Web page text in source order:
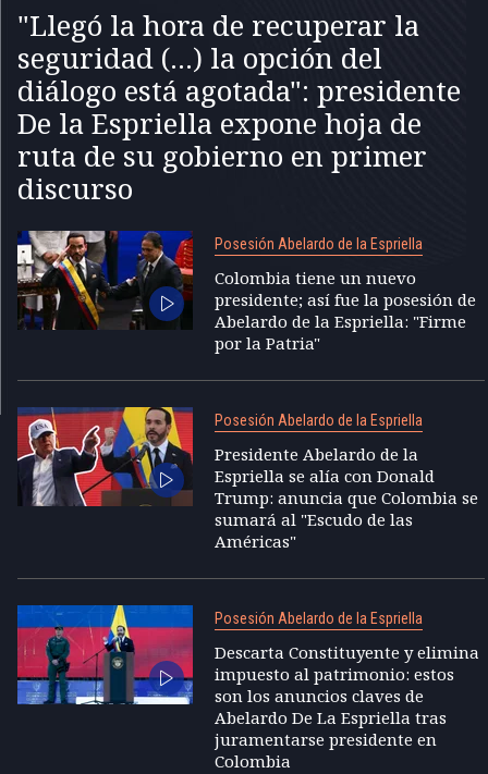
"Llegó la hora de recuperar la
seguridad (...) la opción del
diálogo está agotada": presidente
De la Espriella expone hoja de
ruta de su gobierno en primer
discurso
Posesión Abelardo de la Espriella
Colombia tiene un nuevo
presidente; así fue la posesión de
Abelardo de la Espriella: "Firme
por la Patria"
Posesión Abelardo de la Espriella
Presidente Abelardo de la
Espriella se alía con Donald
Trump: anuncia que Colombia se
sumará al "Escudo de las
Américas"
Posesión Abelardo de la Espriella
Descarta Constituyente y elimina
impuesto al patrimonio: estos
son los anuncios claves de
Abelardo De La Espriella tras
juramentarse presidente en
Colombia